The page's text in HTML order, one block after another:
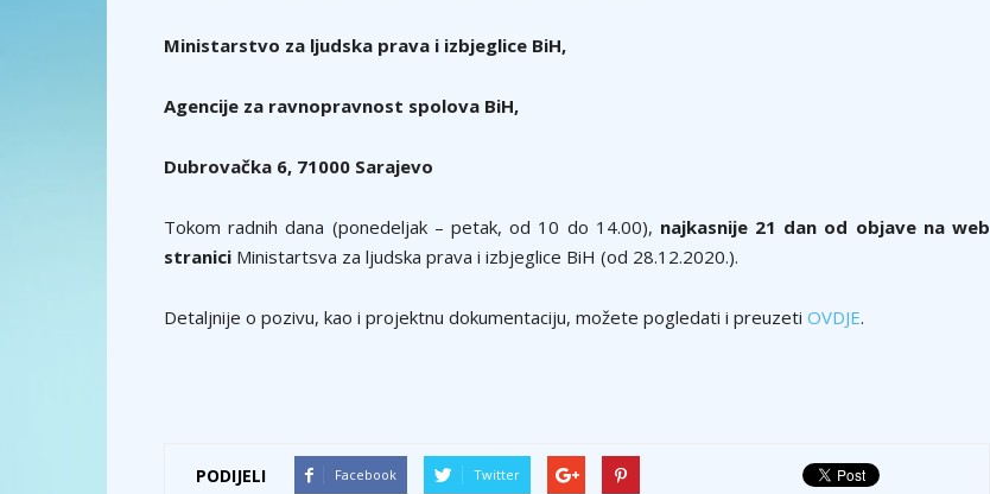
Ministarstvo za ljudska prava i izbjeglice BiH,
Agencije za ravnopravnost spolova BiH,
Dubrovačka 6, 71000 Sarajevo
Tokom radnih dana (ponedeljak – petak, od 10 do 14.00), najkasnije 21 dan od objave na web
stranici Ministartsva za ljudska prava i izbjeglice BiH (od 28.12.2020.).
Detaljnije o pozivu, kao i projektnu dokumentaciju, možete pogledati i preuzeti OVDJE.
PODIJELI Facebook Twitter